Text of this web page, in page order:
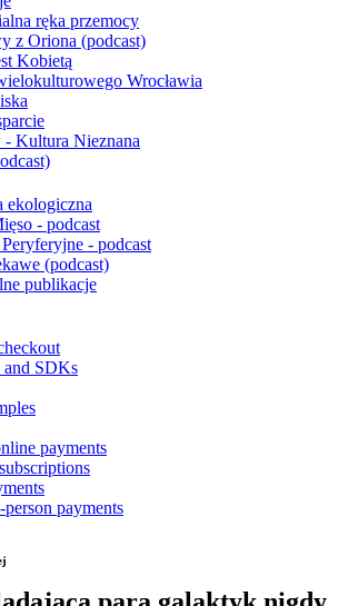
ręka przemocy
z Oriona (podcast)
Kobietą
Wrocławia
- Kultura Nieznana
ekologiczna
- podcast
- podcast
(podcast)
publikacje
and SDKs
payments
person payments